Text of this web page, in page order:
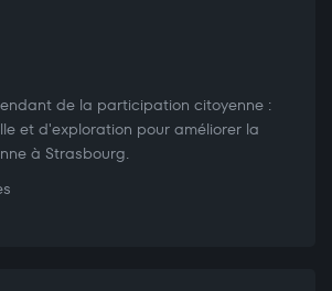
de la participation citoyenne :
et d'exploration pour améliorer la
à Strasbourg.